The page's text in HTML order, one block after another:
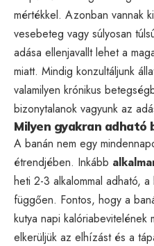
mértékkel. Azonban vannak
vesebeteg vagy súlyosan
adása ellenjavallt lehet a
miatt. Mindig konzultáljunk
valamilyen krónikus
bizonytalanok vagyunk az
Milyen gyakran adható
A banán nem egy
étrendjében. Inkább
heti 2-3 alkalommal adható,
függően. Fontos, hogy a
kutya napi kalóriabevitelének
elkerüljük az elhízást és a